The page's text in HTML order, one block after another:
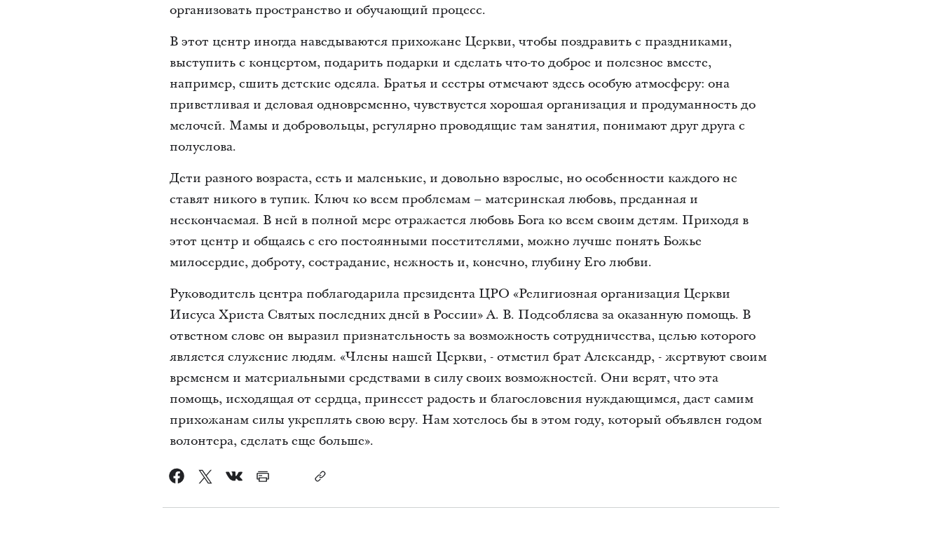
организовать пространство и обучающий процесс.
В этот центр иногда наведываются прихожане Церкви, чтобы поздравить с праздниками,
выступить с концертом, подарить подарки и сделать что-то доброе и полезное вместе,
например, сшить детские одеяла. Братья и сестры отмечают здесь особую атмосферу: она
приветливая и деловая одновременно, чувствуется хорошая организация и продуманность до
мелочей. Мамы и добровольцы, регулярно проводящие там занятия, понимают друг друга с
полуслова.
Дети разного возраста, есть и маленькие, и довольно взрослые, но особенности каждого не
ставят никого в тупик. Ключ ко всем проблемам – материнская любовь, преданная и
нескончаемая. В ней в полной мере отражается любовь Бога ко всем своим детям. Приходя в
этот центр и общаясь с его постоянными посетителями, можно лучше понять Божье
милосердие, доброту, сострадание, нежность и, конечно, глубину Его любви.
Руководитель центра поблагодарила президента ЦРО «Религиозная организация Церкви
Иисуса Христа Святых последних дней в России» А. В. Подсобляева за оказанную помощь. В
ответном слове он выразил признательность за возможность сотрудничества, целью которого
является служение людям. «Члены нашей Церкви, - отметил брат Александр, - жертвуют своим
временем и материальными средствами в силу своих возможностей. Они верят, что эта
помощь, исходящая от сердца, принесет радость и благословения нуждающимся, даст самим
прихожанам силы укреплять свою веру. Нам хотелось бы в этом году, который объявлен годом
волонтера, сделать еще больше».